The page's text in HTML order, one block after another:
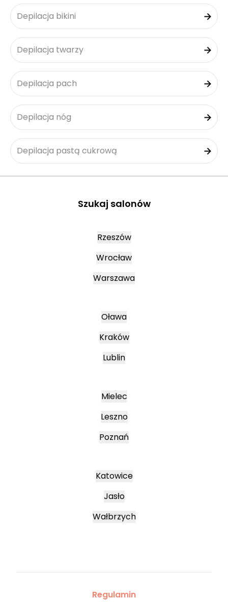
Depilacja bikini
Depilacja twarzy
Depilacja pach
Depilacja nóg
Depilacja pastą cukrową
Szukaj salonów
Rzeszów
Wrocław
Warszawa
Oława
Kraków
Lublin
Mielec
Leszno
Poznań
Katowice
Jasło
Wałbrzych
Regulamin